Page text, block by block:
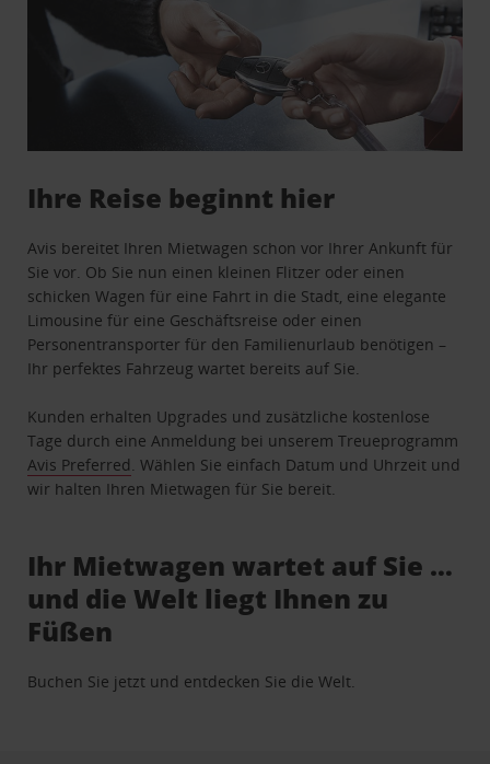
Ihre Reise beginnt hier
Avis bereitet Ihren Mietwagen schon vor Ihrer Ankunft für
Sie vor. Ob Sie nun einen kleinen Flitzer oder einen
schicken Wagen für eine Fahrt in die Stadt, eine elegante
Limousine für eine Geschäftsreise oder einen
Personentransporter für den Familienurlaub benötigen –
Ihr perfektes Fahrzeug wartet bereits auf Sie.
Kunden erhalten Upgrades und zusätzliche kostenlose
Tage durch eine Anmeldung bei unserem Treueprogramm
Avis Preferred . Wählen Sie einfach Datum und Uhrzeit und
wir halten Ihren Mietwagen für Sie bereit.
Ihr Mietwagen wartet auf Sie …
und die Welt liegt Ihnen zu
Füßen
Buchen Sie jetzt und entdecken Sie die Welt.